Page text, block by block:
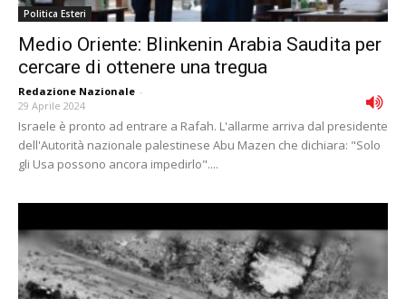
Politica Esteri
Medio Oriente: Blinkenin Arabia Saudita per
cercare di ottenere una tregua
Redazione Nazionale -
29 Aprile 2024
Israele è pronto ad entrare a Rafah. L'allarme arriva dal presidente
dell'Autorità nazionale palestinese Abu Mazen che dichiara: "Solo
gli Usa possono ancora impedirlo"....